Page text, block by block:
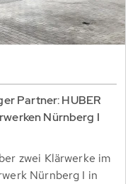
Partner: HUBER
Nürnberg I
zwei Klärwerke im
Nürnberg I in